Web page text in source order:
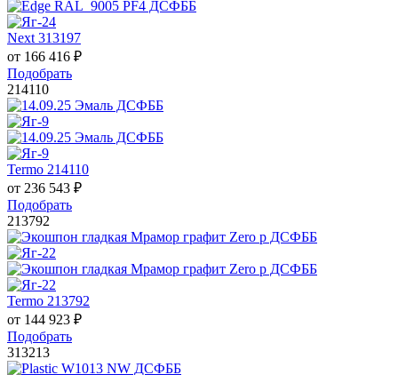
Next 313197
от 166 416 ₽
Подобрать
214110
Termo 214110
от 236 543 ₽
Подобрать
213792
Termo 213792
от 144 923 ₽
Подобрать
313213